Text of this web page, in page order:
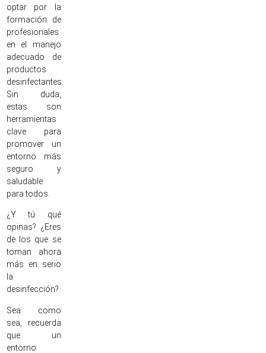
optar por la
formación de
profesionales
en el manejo
adecuado de
productos
desinfectantes.
Sin duda,
estas son
herramientas
clave para
promover un
entorno más
seguro y
saludable
para todos.
¿Y tú qué
opinas? ¿Eres
de los que se
toman ahora
más en serio
la
desinfección?
Sea como
sea, recuerda
que un
entorno